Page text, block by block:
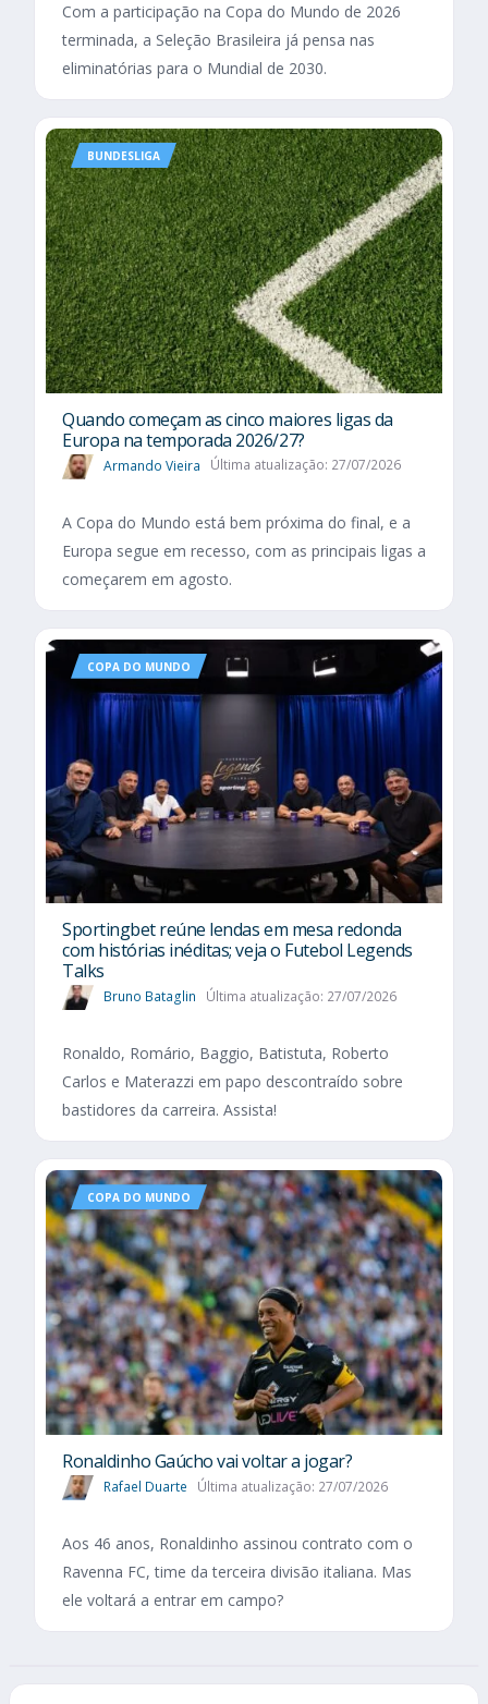
Com a participação na Copa do Mundo de 2026
terminada, a Seleção Brasileira já pensa nas
eliminatórias para o Mundial de 2030.
BUNDESLIGA
Quando começam as cinco maiores ligas da
Europa na temporada 2026/27?
Armando Vieira Última atualização: 27/07/2026
A Copa do Mundo está bem próxima do final, e a
Europa segue em recesso, com as principais ligas a
começarem em agosto.
COPA DO MUNDO
Sportingbet reúne lendas em mesa redonda
com histórias inéditas; veja o Futebol Legends
Talks
Bruno Bataglin Última atualização: 27/07/2026
Ronaldo, Romário, Baggio, Batistuta, Roberto
Carlos e Materazzi em papo descontraído sobre
bastidores da carreira. Assista!
COPA DO MUNDO
Ronaldinho Gaúcho vai voltar a jogar?
Rafael Duarte Última atualização: 27/07/2026
Aos 46 anos, Ronaldinho assinou contrato com o
Ravenna FC, time da terceira divisão italiana. Mas
ele voltará a entrar em campo?